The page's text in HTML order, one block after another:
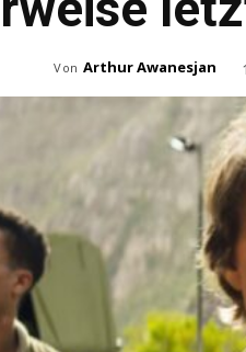
Von Arthur Awanesjan